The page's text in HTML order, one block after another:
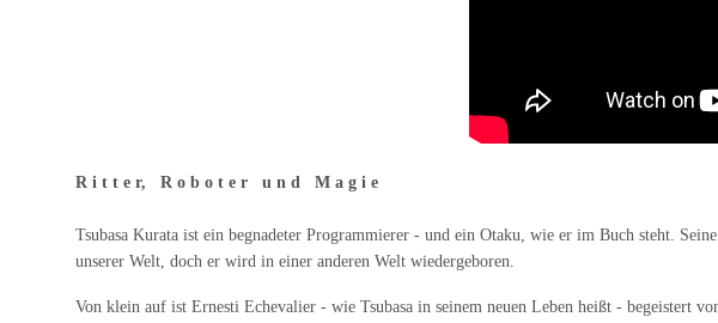
R i t t e r, R o b o t e r u n d M a g i e
Tsubasa Kurata ist ein begnadeter Programmierer - und ein Otaku, wie er im Buch steht.
unserer Welt, doch er wird in einer anderen Welt wiedergeboren.
Von klein auf ist Ernesti Echevalier - wie Tsubasa in seinem neuen Leben heißt - begeistert